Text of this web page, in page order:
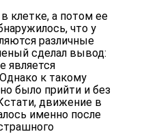
клетке, а потом ее
что у
различные
сделал вывод:
является
к такому
было прийти и без
движение в
именно после